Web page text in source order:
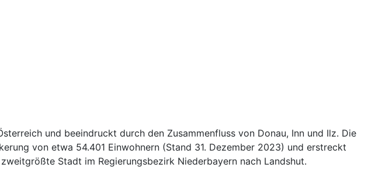
und beeindruckt durch den Zusammenfluss von Donau, Inn und Ilz. Die
von etwa 54.401 Einwohnern (Stand 31. Dezember 2023) und erstreckt
Stadt im Regierungsbezirk Niederbayern nach Landshut.